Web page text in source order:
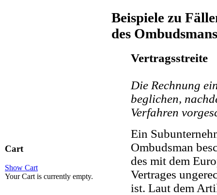
Cart
Show Cart
Your Cart is currently empty.
Beispiele zu
des
Vertragsstreite
Die Rechnung
beglichen,
Verfahren
Ein
Ombudsman
des mit dem
Vertrages
ist. Laut dem